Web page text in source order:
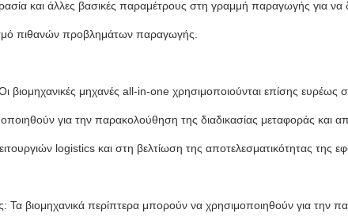
και άλλες βασικές παραμέτρους στη γραμμή παραγωγής για να
πιθανών προβλημάτων παραγωγής.
βιομηχανικές μηχανές all-in-one χρησιμοποιούνται επίσης ευρέως
για την παρακολούθηση της διαδικασίας μεταφοράς και
logistics και στη βελτίωση της αποτελεσματικότητας της
Τα βιομηχανικά περίπτερα μπορούν να χρησιμοποιηθούν για